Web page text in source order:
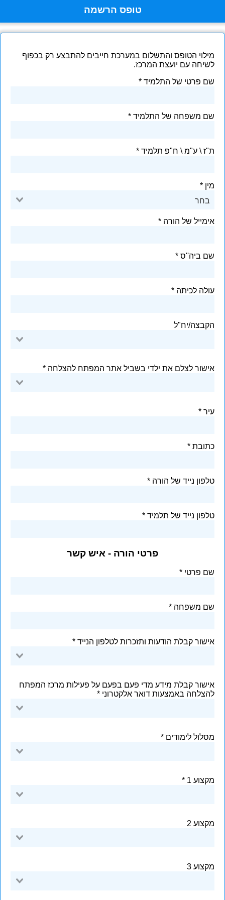
טופס הרשמה
מילוי הטופס והתשלום במערכת חייבים להתבצע רק בכפוף
לשיחה עם יועצת המרכז.
שם פרטי של התלמיד
שם משפחה של התלמיד
ת"ז \ ע"מ \ ח"פ תלמיד
מין
בחר
אימייל של הורה
שם ביה''ס
עולה לכיתה
הקבצה/יח"ל
אישור לצלם את ילדי בשביל אתר המפתח להצלחה
‏עיר
כתובת
טלפון נייד של הורה
טלפון נייד של תלמיד
פרטי הורה - איש קשר
שם פרטי
שם משפחה
אישור קבלת הודעות ותזכרות לטלפון הנייד
אישור קבלת מידע מדי פעם בפעם על פעילות מרכז המפתח
להצלחה באמצעות דואר אלקטרוני
מסלול לימודים
מקצוע 1
מקצוע 2
מקצוע 3